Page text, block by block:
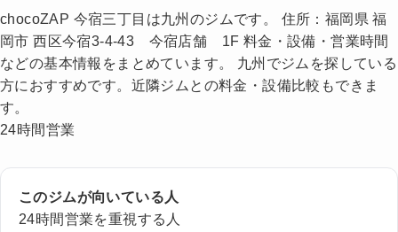
chocoZAP 今宿三丁目は九州のジムです。 住所：福岡県 福
岡市 西区今宿3-4-43 今宿店舗 1F 料金・設備・営業時間
などの基本情報をまとめています。 九州でジムを探している
方におすすめです。近隣ジムとの料金・設備比較もできま
す。
24時間営業
このジムが向いている人
24時間営業を重視する人